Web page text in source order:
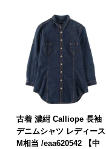
古着 濃紺 Calliope 長袖
デニムシャツ レディース
M相当 /eaa620542 【中